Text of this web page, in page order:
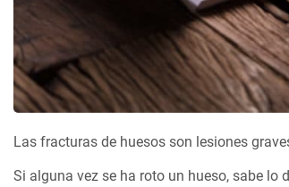
Las fracturas de huesos son lesiones
Si alguna vez se ha roto un hueso, sabe lo